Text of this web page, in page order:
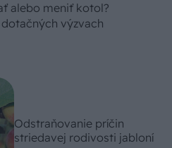
alebo meniť kotol?
výzvach
Odstraňovanie príčin
striedavej rodivosti jabloní